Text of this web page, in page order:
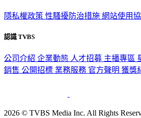
隱私權政策 性騷擾防治措施 網站使用
認識 TVBS
公司介紹 企業動態 人才招募 主播專區
銷售 公開招標 業務服務 官方聲明 獲獎
2026 © TVBS Media Inc. All Rights